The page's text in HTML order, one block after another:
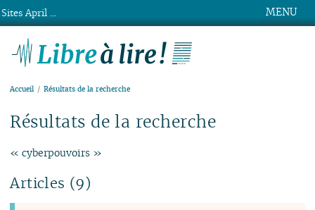
MENU
Accueil Résultats de la recherche
Résultats de la recherche
« cyberpouvoirs »
Articles (9)
Sites April ...